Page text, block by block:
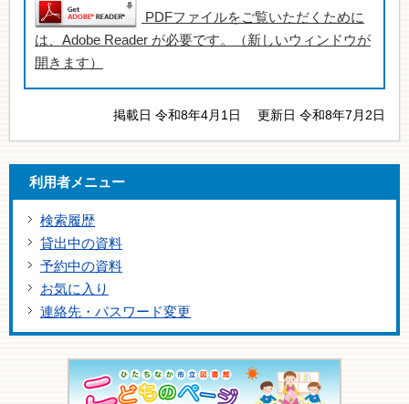
PDFファイルをご覧いただくために
は、Adobe Reader が必要です。（新しいウィンドウが
開きます）
掲載日 令和8年4月1日 更新日 令和8年7月2日
利用者メニュー
検索履歴
貸出中の資料
予約中の資料
お気に入り
連絡先・パスワード変更